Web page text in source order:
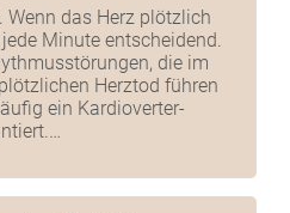
Wenn das Herz plötzlich
Minute entscheidend.
die im
Herztod führen
ein Kardioverter-